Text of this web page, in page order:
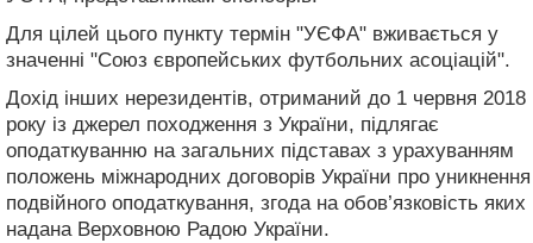
Для цілей цього пункту термін "УЄФА" вживається у
значенні "Союз європейських футбольних асоціацій".
Дохід інших нерезидентів, отриманий до 1 червня 2018
року із джерел походження з України, підлягає
оподаткуванню на загальних підставах з урахуванням
положень міжнародних договорів України про уникнення
подвійного оподаткування, згода на обов’язковість яких
надана Верховною Радою України.